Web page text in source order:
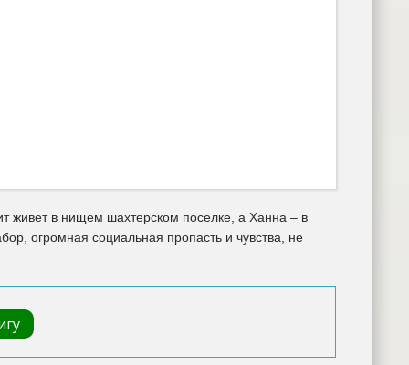
в нищем шахтерском поселке, а Ханна – в
огромная социальная пропасть и чувства, не